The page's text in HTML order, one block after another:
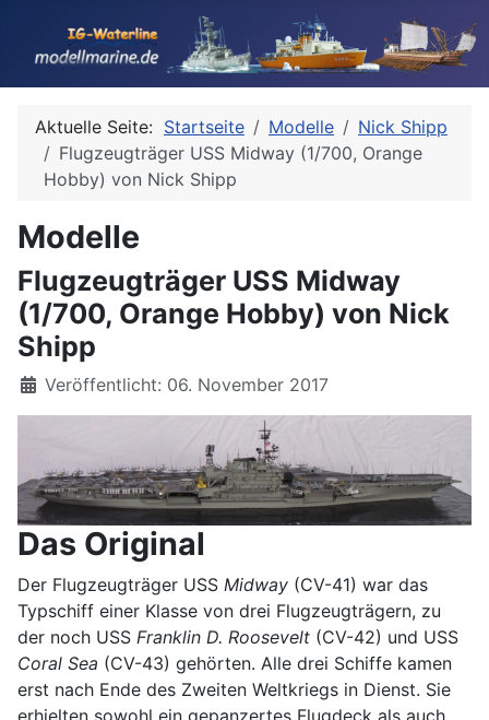
Aktuelle Seite: Startseite Modelle
Nick Shipp
Flugzeugträger USS Midway (1/700, Orange
Hobby) von Nick Shipp
Modelle
Flugzeugträger USS Midway
(1/700, Orange Hobby) von Nick
Shipp
Details
Veröffentlicht: 06. November 2017
Das Original
Der Flugzeugträger USS Midway (CV-41) war das
Typschiff einer Klasse von drei Flugzeugträgern, zu
der noch USS Franklin D. Roosevelt (CV-42) und USS
Coral Sea (CV-43) gehörten. Alle drei Schiffe kamen
erst nach Ende des Zweiten Weltkriegs in Dienst. Sie